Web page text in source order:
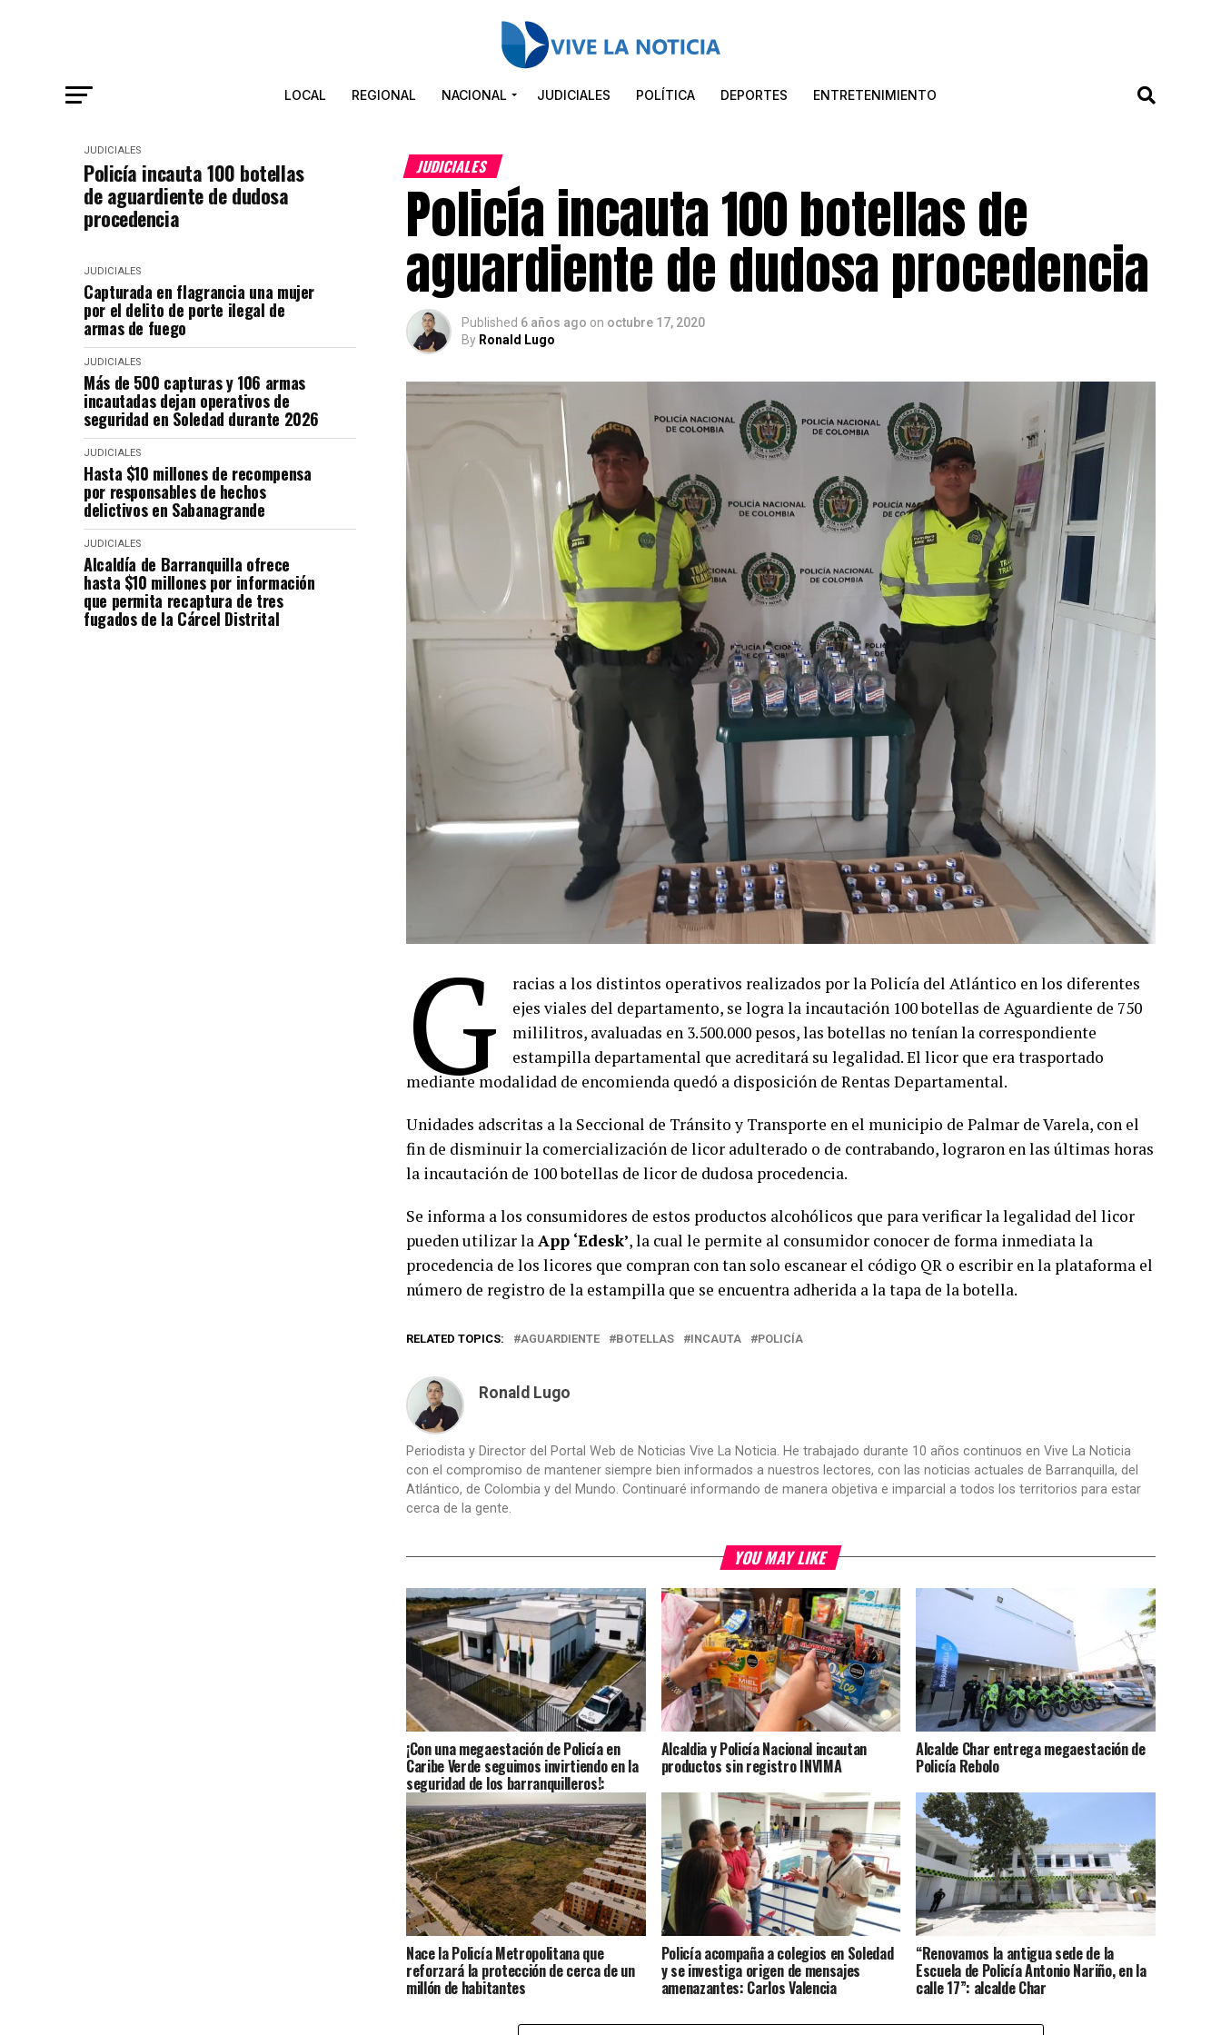
LOCAL REGIONAL NACIONAL JUDICIALES POLÍTICA DEPORTES ENTRETENIMIENTO
JUDICIALES
Policía incauta 100 botellas
de aguardiente de dudosa
procedencia
JUDICIALES
Capturada en flagrancia una mujer
por el delito de porte ilegal de
armas de fuego
JUDICIALES
Más de 500 capturas y 106 armas
incautadas dejan operativos de
seguridad en Soledad durante 2026
JUDICIALES
Hasta $10 millones de recompensa
por responsables de hechos
delictivos en Sabanagrande
JUDICIALES
Alcaldía de Barranquilla ofrece
hasta $10 millones por información
que permita recaptura de tres
fugados de la Cárcel Distrital
JUDICIALES
Policía incauta 100 botellas de
aguardiente de dudosa procedencia
Published 6 años ago on octubre 17, 2020
By Ronald Lugo
G
racias a los distintos operativos realizados por la Policía del Atlántico en los diferentes
ejes viales del departamento, se logra la incautación 100 botellas de Aguardiente de 750
mililitros, avaluadas en 3.500.000 pesos, las botellas no tenían la correspondiente
estampilla departamental que acreditará su legalidad. El licor que era trasportado
mediante modalidad de encomienda quedó a disposición de Rentas Departamental.
Unidades adscritas a la Seccional de Tránsito y Transporte en el municipio de Palmar de Varela, con el
fin de disminuir la comercialización de licor adulterado o de contrabando, lograron en las últimas horas
la incautación de 100 botellas de licor de dudosa procedencia.
Se informa a los consumidores de estos productos alcohólicos que para verificar la legalidad del licor
pueden utilizar laApp ‘Edesk’, la cual le permite al consumidor conocer de forma inmediata la
procedencia de los licores que compran con tan solo escanear el código QR o escribir en la plataforma el
número de registro de la estampilla que se encuentra adherida a la tapa de la botella.
RELATED TOPICS: AGUARDIENTE BOTELLAS INCAUTA POLICÍA
Ronald Lugo
Periodista y Director del Portal Web de Noticias Vive La Noticia. He trabajado durante 10 años continuos en Vive La Noticia
con el compromiso de mantener siempre bien informados a nuestros lectores, con las noticias actuales de Barranquilla, del
Atlántico, de Colombia y del Mundo. Continuaré informando de manera objetiva e imparcial a todos los territorios para estar
cerca de la gente.
YOU MAY LIKE
¡Con una megaestación de Policía en
Caribe Verde seguimos invirtiendo en la
seguridad de los barranquilleros!:
Alcalde Char
Alcaldia y Policía Nacional incautan
productos sin registro INVIMA
Alcalde Char entrega megaestación de
Policía Rebolo
Nace la Policía Metropolitana que
reforzará la protección de cerca de un
millón de habitantes
Policía acompaña a colegios en Soledad
y se investiga origen de mensajes
amenazantes: Carlos Valencia
“Renovamos la antigua sede de la
Escuela de Policía Antonio Nariño, en la
calle 17”: alcalde Char